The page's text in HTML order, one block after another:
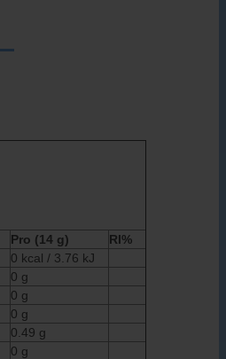
Pro (14 g)
RI%
0 kcal / 3.76 kJ
0 g
0 g
0 g
0.49 g
0 g